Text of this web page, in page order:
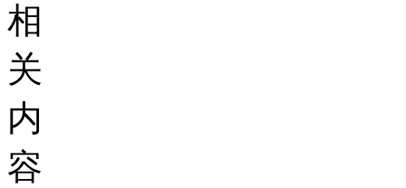
相
关
内
容